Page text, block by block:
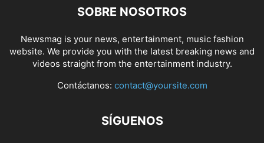
SOBRE NOSOTROS
Newsmag is your news, entertainment, music fashion
website. We provide you with the latest breaking news and
videos straight from the entertainment industry.
Contáctanos: contact@yoursite.com
SÍGUENOS